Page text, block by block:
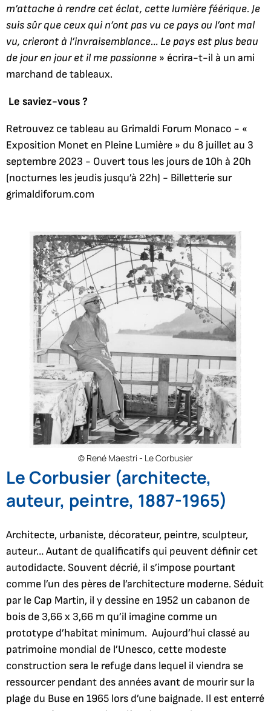
m’attache à rendre cet éclat, cette lumière féérique. Je
suis sûr que ceux qui n’ont pas vu ce pays ou l’ont mal
vu, crieront à l’invraisemblance… Le pays est plus beau
de jour en jour et il me passionne » écrira-t-il à un ami
marchand de tableaux.
Le saviez-vous ?
Retrouvez ce tableau au Grimaldi Forum Monaco - «
Exposition Monet en Pleine Lumière » du 8 juillet au 3
septembre 2023 - Ouvert tous les jours de 10h à 20h
(nocturnes les jeudis jusqu’à 22h) - Billetterie sur
grimaldiforum.com
© René Maestri - Le Corbusier
Le Corbusier (architecte,
auteur, peintre, 1887-1965)
Architecte, urbaniste, décorateur, peintre, sculpteur,
auteur… Autant de qualificatifs qui peuvent définir cet
autodidacte. Souvent décrié, il s’impose pourtant
comme l’un des pères de l’architecture moderne. Séduit
par le Cap Martin, il y dessine en 1952 un cabanon de
bois de 3,66 x 3,66 m qu’il imagine comme un
prototype d’habitat minimum. Aujourd’hui classé au
patrimoine mondial de l’Unesco, cette modeste
construction sera le refuge dans lequel il viendra se
ressourcer pendant des années avant de mourir sur la
plage du Buse en 1965 lors d’une baignade. Il est enterré